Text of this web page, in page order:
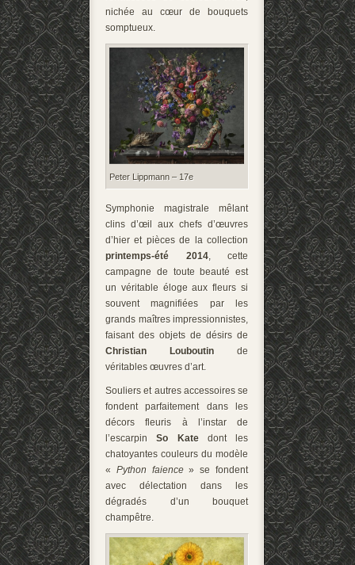
nichée au cœur de bouquets
somptueux.
Peter Lippmann – 17e
Symphonie magistrale mêlant
clins d’œil aux chefs d’œuvres
d’hier et pièces de la collection
printemps-été 2014, cette
campagne de toute beauté est
un véritable éloge aux fleurs si
souvent magnifiées par les
grands maîtres impressionnistes,
faisant des objets de désirs de
Christian Louboutin de
véritables œuvres d’art.
Souliers et autres accessoires se
fondent parfaitement dans les
décors fleuris à l’instar de
l’escarpinSo Katedont les
chatoyantes couleurs du modèle
« Python faience» se fondent
avec délectation dans les
dégradés d’un bouquet
champêtre.